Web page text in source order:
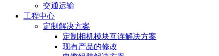
交通运输
工程中心
定制解决方案
定制相机模块互连解决方案
现有产品的修改